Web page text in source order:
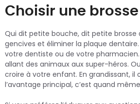
Choisir une
Qui dit petite bouche, dit petite brosse
gencives et éliminer la plaque
votre dentiste ou de votre
allant des animaux aux super-héros.
croire à votre enfant. En grandissant, il
l’avantage principal, c’est quand